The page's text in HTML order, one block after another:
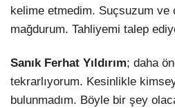
kelime etmedim. Suçsuzum ve
mağdurum. Tahliyemi talep
Sanık Ferhat Yıldırım; daha
tekrarlıyorum. Kesinlikle
bulunmadım. Böyle bir şey